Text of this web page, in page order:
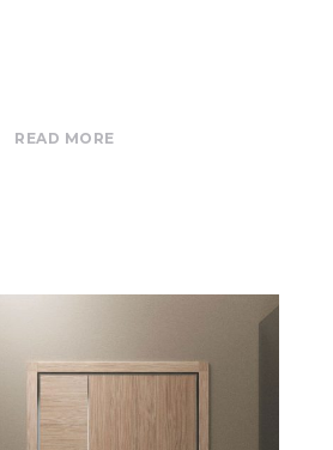
READ MORE